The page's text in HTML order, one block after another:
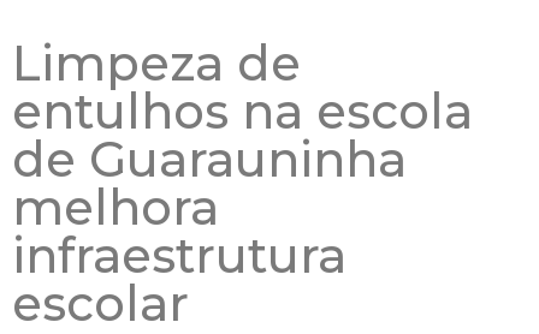
Limpeza de
entulhos na escola
de Guarauninha
melhora
infraestrutura
escolar